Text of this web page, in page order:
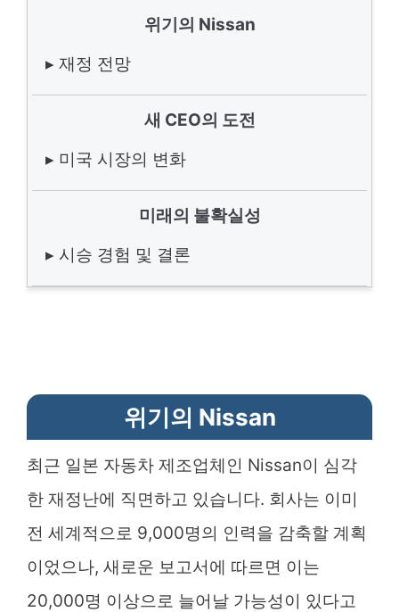
위기의 Nissan
▸ 재정 전망
새 CEO의 도전
▸ 미국 시장의 변화
미래의 불확실성
▸ 시승 경험 및 결론
위기의 Nissan
최근 일본 자동차 제조업체인 Nissan이 심각
한 재정난에 직면하고 있습니다. 회사는 이미
전 세계적으로 9,000명의 인력을 감축할 계획
이었으나, 새로운 보고서에 따르면 이는
20,000명 이상으로 늘어날 가능성이 있다고